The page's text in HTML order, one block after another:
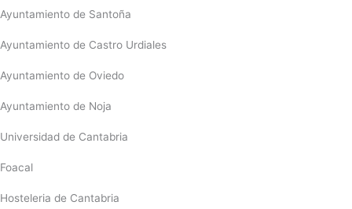
Ayuntamiento de Santoña
Ayuntamiento de Castro Urdiales
Ayuntamiento de Oviedo
Ayuntamiento de Noja
Universidad de Cantabria
Foacal
Hosteleria de Cantabria